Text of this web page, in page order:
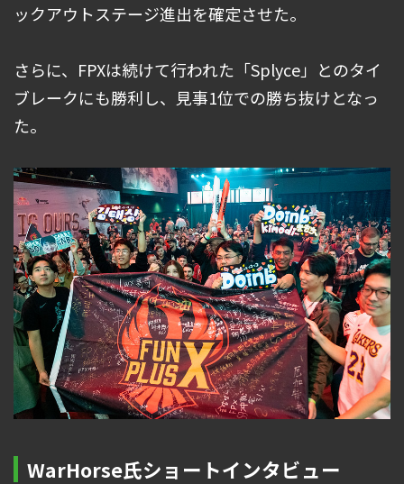
ックアウトステージ進出を確定させた。
さらに、FPXは続けて行われた「Splyce」とのタイ
ブレークにも勝利し、見事1位での勝ち抜けとなっ
た。
WarHorse氏ショートインタビュー